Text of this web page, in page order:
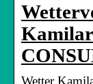
Wetter